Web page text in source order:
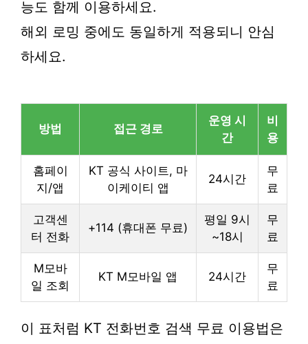
능도 함께 이용하세요.
해외 로밍 중에도 동일하게 적용되니 안심
하세요.
방법 접근 경로
운영 시
간
비
용
홈페이
지/앱
KT 공식 사이트, 마
이케이티 앱
24시간
무
료
고객센
터 전화
+114 (휴대폰 무료)
평일 9시
~18시
무
료
M모바
일 조회
KT M모바일 앱 24시간
무
료
이 표처럼 KT 전화번호 검색 무료 이용법은